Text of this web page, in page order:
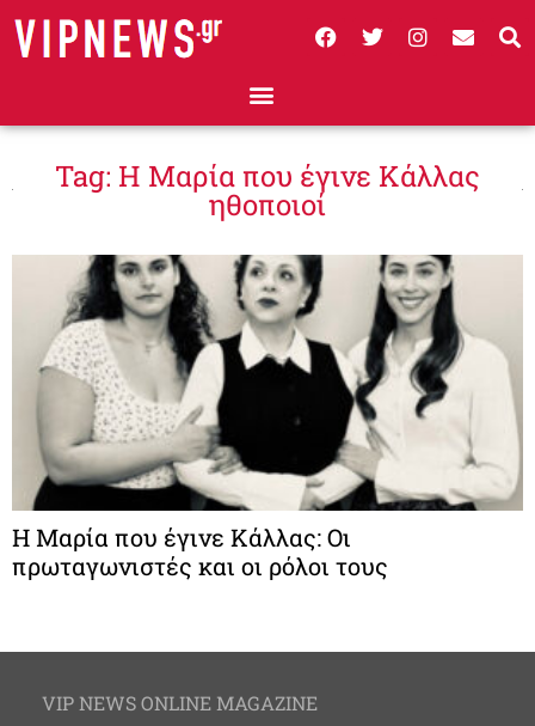
Tag: Η Μαρία που έγινε Κάλλας
ηθοποιοί
Η Μαρία που έγινε Κάλλας: Οι
πρωταγωνιστές και οι ρόλοι τους
VIP NEWS ONLINE MAGAZINE